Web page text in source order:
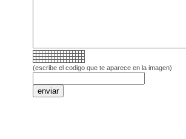
(escribe el codigo que te aparece en la imagen)